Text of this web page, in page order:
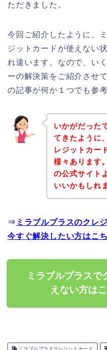
ただきました。
今回ご紹介したように、
ジットカードが使えない
れ違います。なので、い
ーの解決策をご紹介させ
の記事が何か１つでも参
いかがだった
てきたように
レジットカー
様々あります
の公式サイト
いいかもしれ
⇒ ミラブルプラスのクレ
今すぐ解決したい方はこ
ミラブルプラスで
えない方は
ミラブルプラスクレジットカード